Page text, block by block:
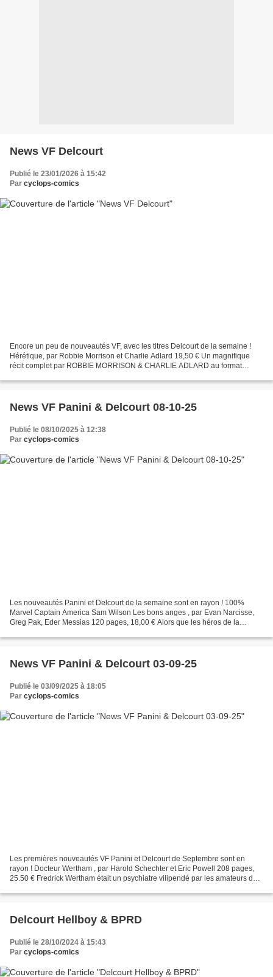
News VF Delcourt
Publié le 23/01/2026 à 15:42
Par cyclops-comics
Encore un peu de nouveautés VF, avec les titres Delcourt de la semaine !
Hérétique, par Robbie Morrison et Charlie Adlard 19,50 € Un magnifique
récit complet par ROBBIE MORRISON & CHARLIE ADLARD au format
News VF Panini & Delcourt 08-10-25
Publié le 08/10/2025 à 12:38
Par cyclops-comics
Les nouveautés Panini et Delcourt de la semaine sont en rayon ! 100%
Marvel Captain America Sam Wilson Les bons anges , par Evan Narcisse,
Greg Pak, Eder Messias 120 pages, 18,00 € Alors que les héros de la
News VF Panini & Delcourt 03-09-25
Publié le 03/09/2025 à 18:05
Par cyclops-comics
Les premières nouveautés VF Panini et Delcourt de Septembre sont en
rayon ! Docteur Wertham , par Harold Schechter et Eric Powell 208 pages,
25.50 € Fredrick Wertham était un psychiatre vilipendé par les amateurs de
Delcourt Hellboy & BPRD
Publié le 28/10/2024 à 15:43
Par cyclops-comics